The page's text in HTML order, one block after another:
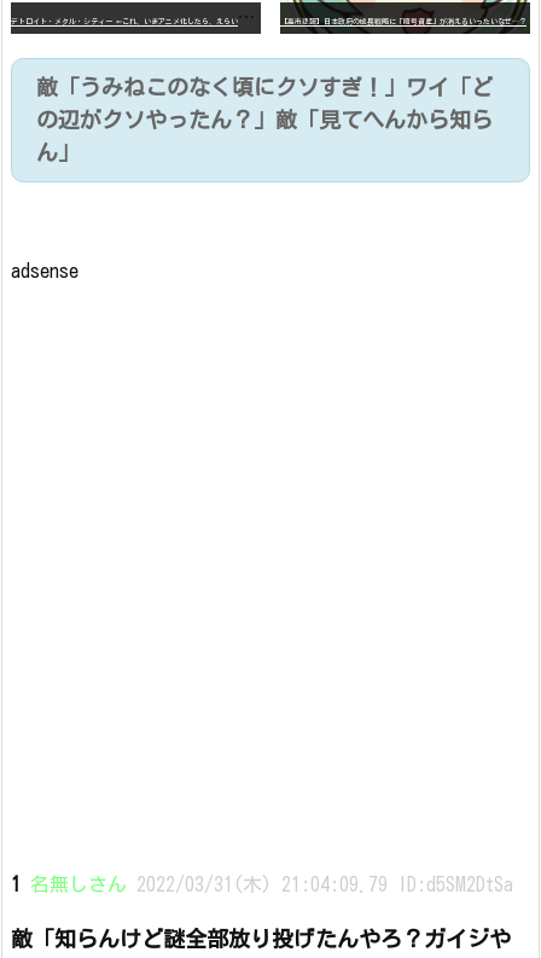
デ
トロイト・メタル・シティー ⇐これ、いまアニメ化したら、えらいことになってたよな？ 【高市悲報】日本政府の成長戦略に「暗号資産」が消えるいったいなぜ…？
敵「うみねこのなく頃にクソすぎ！」ワイ「ど
の辺がクソやったん？」敵「見てへんから知ら
ん」
adsense
1 名無しさん 2022/03/31(木) 21:04:09.79 ID:d5SM2DtSa
敵「知らんけど謎全部放り投げたんやろ？ガイジや